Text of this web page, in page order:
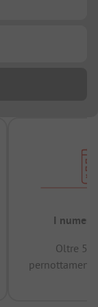
I numeri
Oltre